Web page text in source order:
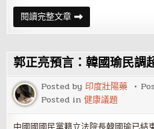
閱讀完整文章綠
不
斷
招
柳
采
葳
示
警
民
黨
將
郭正亮預言：韓國瑜民調
Posted by 印度壯陽藥
Posted in健康議題